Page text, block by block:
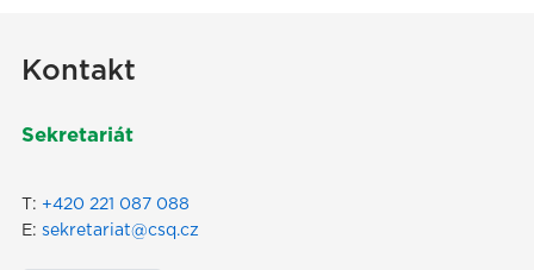
Kontakt
Sekretariát
T: +420 221 087 088
E: sekretariat@csq.cz